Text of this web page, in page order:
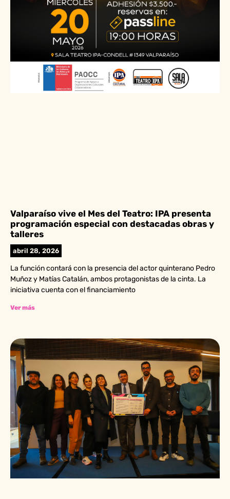
Valparaíso vive el Mes del Teatro: IPA presenta
programación especial con destacadas obras y
talleres
abril 28, 2026
La función contará con la presencia del actor quinterano Pedro
Muñoz y Matías Catalán, ambos protagonistas de la cinta. La
iniciativa cuenta con el financiamiento
Ver más